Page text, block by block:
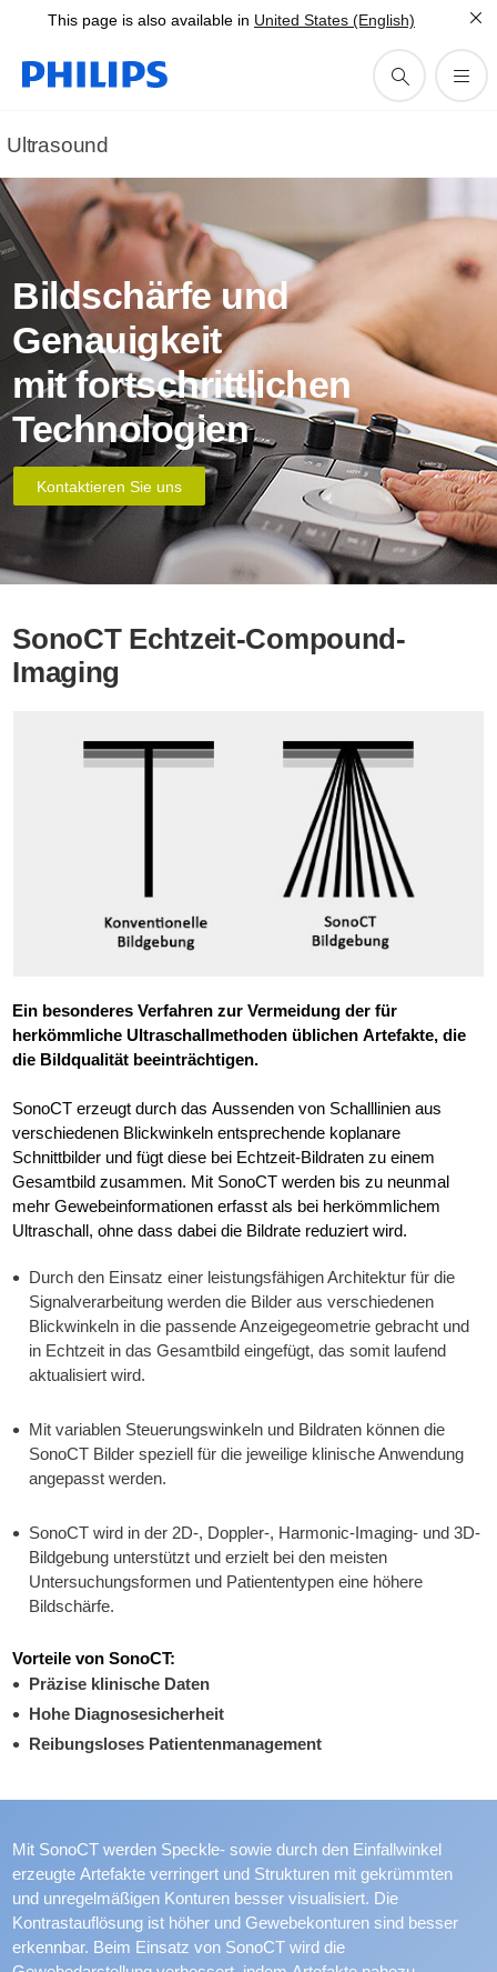
This page is also available in United States (English)
Ultrasound
Bildschärfe und
Genauigkeit
mit fortschrittlichen
Technologien
Kontaktieren Sie uns
SonoCT Echtzeit-Compound-
Imaging
Ein besonderes Verfahren zur Vermeidung der für
herkömmliche Ultraschallmethoden üblichen Artefakte, die
die Bildqualität beeinträchtigen.
SonoCT erzeugt durch das Aussenden von Schalllinien aus
verschiedenen Blickwinkeln entsprechende koplanare
Schnittbilder und fügt diese bei Echtzeit-Bildraten zu einem
Gesamtbild zusammen. Mit SonoCT werden bis zu neunmal
mehr Gewebeinformationen erfasst als bei herkömmlichem
Ultraschall, ohne dass dabei die Bildrate reduziert wird.
Durch den Einsatz einer leistungsfähigen Architektur für die
Signalverarbeitung werden die Bilder aus verschiedenen
Blickwinkeln in die passende Anzeigegeometrie gebracht und
in Echtzeit in das Gesamtbild eingefügt, das somit laufend
aktualisiert wird.
Mit variablen Steuerungswinkeln und Bildraten können die
SonoCT Bilder speziell für die jeweilige klinische Anwendung
angepasst werden.
SonoCT wird in der 2D-, Doppler-, Harmonic-Imaging- und 3D-
Bildgebung unterstützt und erzielt bei den meisten
Untersuchungsformen und Patiententypen eine höhere
Bildschärfe.
Vorteile von SonoCT:
Präzise klinische Daten
Hohe Diagnosesicherheit
Reibungsloses Patientenmanagement
Mit SonoCT werden Speckle- sowie durch den Einfallwinkel
erzeugte Artefakte verringert und Strukturen mit gekrümmten
und unregelmäßigen Konturen besser visualisiert. Die
Kontrastauflösung ist höher und Gewebekonturen sind besser
erkennbar. Beim Einsatz von SonoCT wird die